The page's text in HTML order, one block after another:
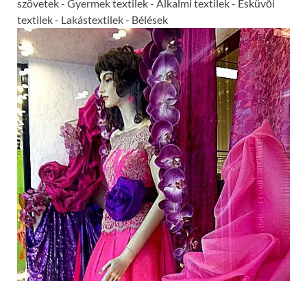
szövetek - Gyermek textilek - Alkalmi textilek - Esküvői
textilek - Lakástextilek - Bélések